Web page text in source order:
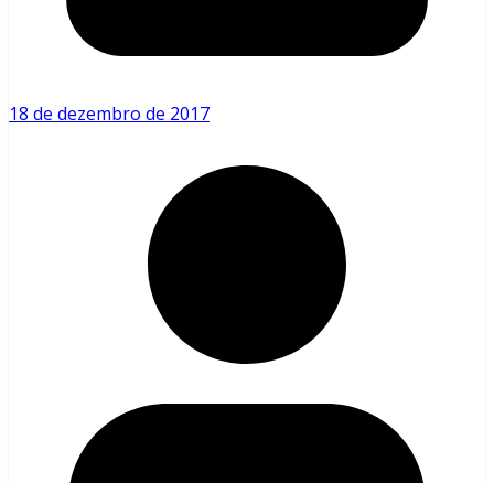
18 de dezembro de 2017